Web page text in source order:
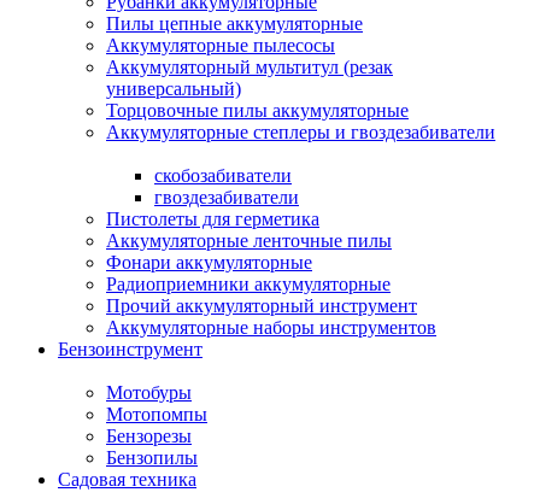
Пилы цепные аккумуляторные
Аккумуляторные пылесосы
Аккумуляторный мультитул (резак
универсальный)
Торцовочные пилы аккумуляторные
Аккумуляторные степлеры и гвоздезабиватели
скобозабиватели
гвоздезабиватели
Пистолеты для герметика
Аккумуляторные ленточные пилы
Фонари аккумуляторные
Радиоприемники аккумуляторные
Прочий аккумуляторный инструмент
Аккумуляторные наборы инструментов
Бензоинструмент
Мотобуры
Мотопомпы
Бензорезы
Бензопилы
Садовая техника